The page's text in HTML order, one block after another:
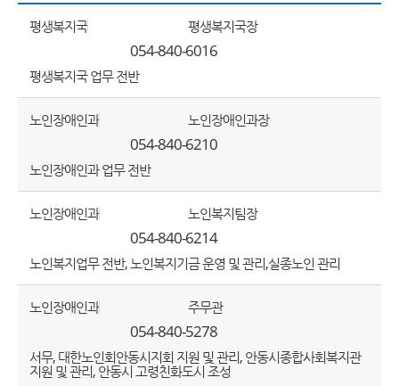
평생복지국 평생복지국장
054-840-6016
평생복지국 업무 전반
노인장애인과 노인장애인과장
054-840-6210
노인장애인과 업무 전반
노인장애인과 노인복지팀장
054-840-6214
노인복지업무 전반, 노인복지기금 운영 및 관리,실종노인 관리
노인장애인과 주무관
054-840-5278
서무, 대한노인회안동시지회 지원 및 관리, 안동시종합사회복지관
지원 및 관리, 안동시 고령친화도시 조성